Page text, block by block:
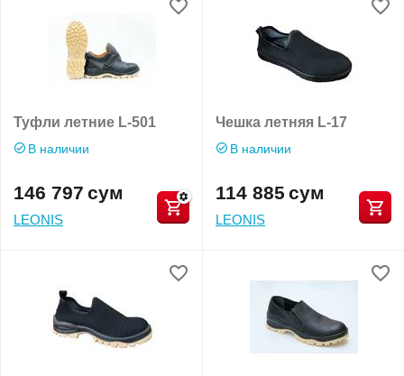
Туфли летние L-501
В наличии
146 797 сум
LEONIS
Чешка летняя L-17
В наличии
114 885 сум
LEONIS